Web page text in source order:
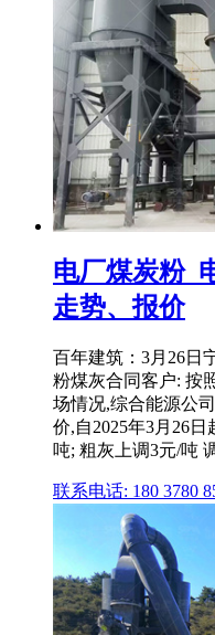
电厂煤炭粉_
走势、报价
百年建筑：3月26日
粉煤灰合同客户: 按
场情况,综合能源公
价,自2025年3月26
吨; 粗灰上调3元/吨
联系电话: 180 3780